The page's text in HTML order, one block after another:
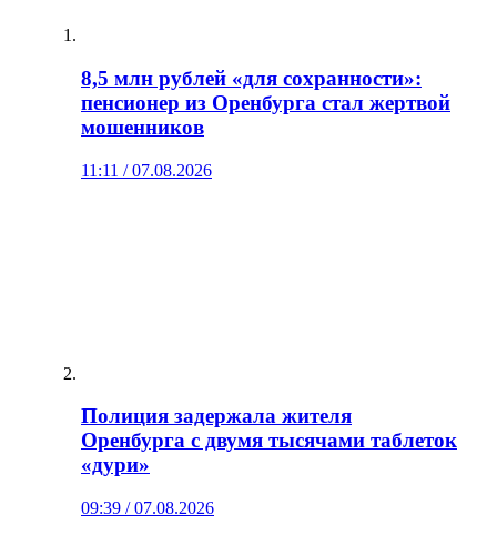
8,5 млн рублей «для сохранности»:
пенсионер из Оренбурга стал жертвой
мошенников
11:11 / 07.08.2026
Полиция задержала жителя
Оренбурга с двумя тысячами таблеток
«дури»
09:39 / 07.08.2026